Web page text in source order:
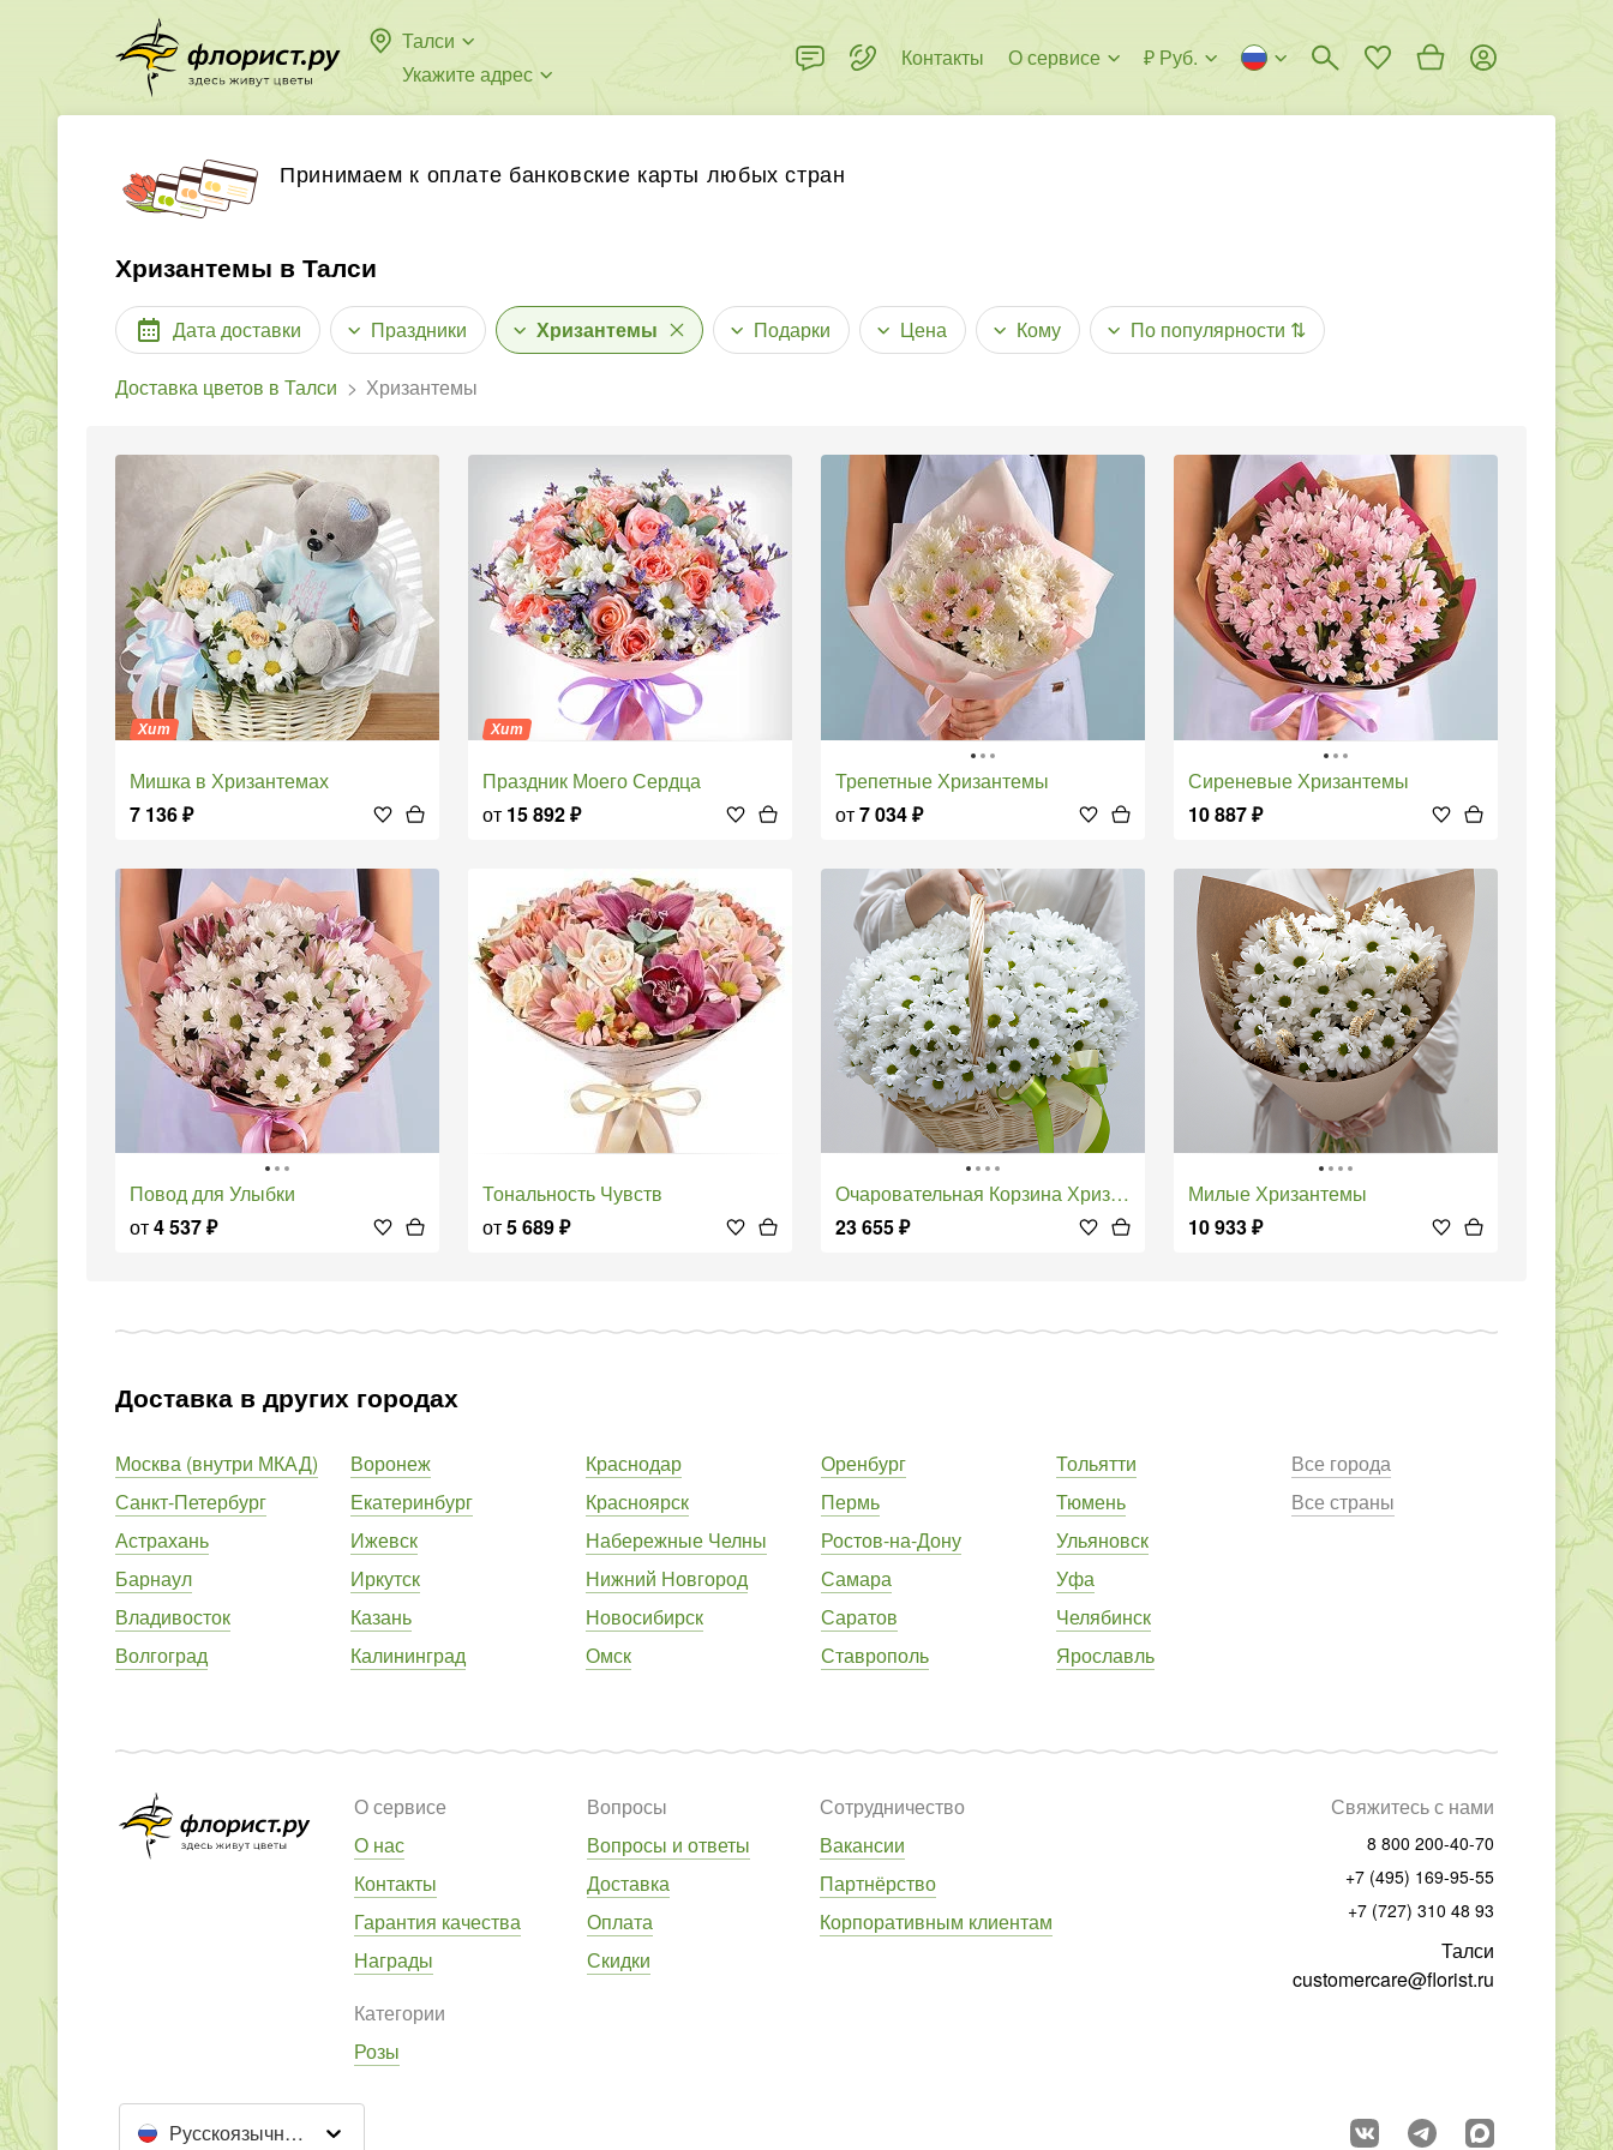
Талси
Укажите адрес
Контакты О сервисе ₽ Руб.
Принимаем к оплате банковские карты любых стран
Хризантемы в Талси
Дата доставки Праздники Хризантемы Подарки Цена Кому По популярности ⇅
Доставка цветов в Талси Хризантемы
Хит
Мишка в Хризантемах
7 136₽
Хит
Праздник Моего Сердца
от 15 892₽
Трепетные Хризантемы
от7 034₽
Сиреневые Хризантемы
10 887₽
Повод для Улыбки
от4 537₽
Тональность Чувств
от5 689₽
Очаровательная Корзина Хризантем
23 655₽
Милые Хризантемы
10 933₽
Доставка в других городах
Москва (внутри МКАД)
Санкт-Петербург
Астрахань
Барнаул
Владивосток
Волгоград
Воронеж
Екатеринбург
Ижевск
Иркутск
Казань
Калининград
Краснодар
Красноярск
Набережные Челны
Нижний Новгород
Новосибирск
Омск
Оренбург
Пермь
Ростов-на-Дону
Самара
Саратов
Ставрополь
Тольятти
Тюмень
Ульяновск
Уфа
Челябинск
Ярославль
Все города
Все страны
О сервисе
О нас
Контакты
Гарантия качества
Награды
Вопросы
Вопросы и ответы
Доставка
Оплата
Скидки
Сотрудничество
Вакансии
Партнёрство
Корпоративным клиентам
Категории
Розы
Свяжитесь с нами
8 800 200-40-70
+7 (495) 169-95-55
+7 (727) 310 48 93
Талси
customercare@florist.ru
Русскоязычный сайт